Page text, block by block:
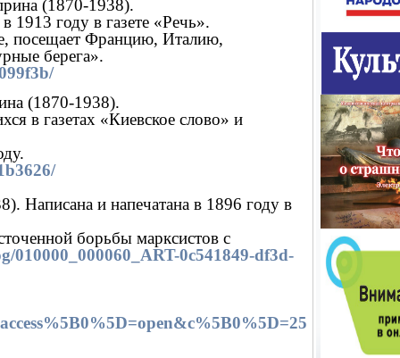
(1870-1938).
1913 году в газете «Речь».
посещает Францию, Италию,
берега».
(1870-1938).
в газетах «Киевское слово» и
Написана и напечатана в 1896 году в
борьбы марксистов с
010000_000060_ART-0c541849-df3d-